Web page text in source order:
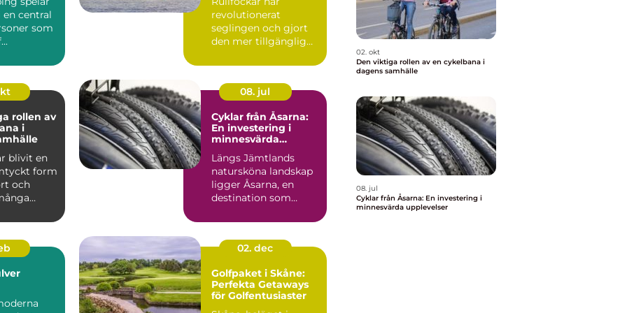
central
som
revolutionerat
seglingen och gjort
den mer tillgänglig
rollen av
i
blivit en
form
och
08. jul
Cyklar från Åsarna:
En investering i
minnesvärda
Längs Jämtlands
natursköna landskap
ligger Åsarna, en
destination som
02. dec
Golfpaket i Skåne:
Perfekta Getaways
för Golfentusiaster
02. okt
Den viktiga rollen av en cykelbana i
dagens samhälle
08. jul
Cyklar från Åsarna: En investering i
minnesvärda upplevelser